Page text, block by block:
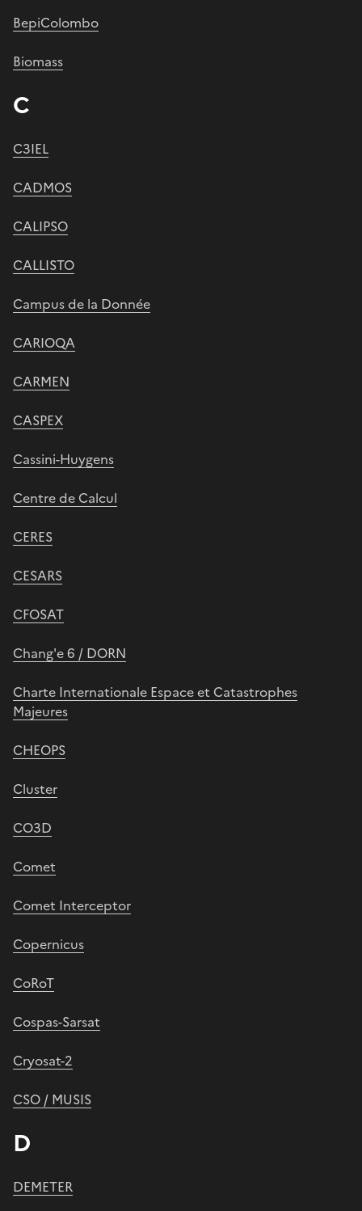
BepiColombo
Biomass
C
C3IEL
CADMOS
CALIPSO
CALLISTO
Campus de la Donnée
CARIOQA
CARMEN
CASPEX
Cassini-Huygens
Centre de Calcul
CERES
CESARS
CFOSAT
Chang'e 6 / DORN
Charte Internationale Espace et Catastrophes
Majeures
CHEOPS
Cluster
CO3D
Comet
Comet Interceptor
Copernicus
CoRoT
Cospas-Sarsat
Cryosat-2
CSO / MUSIS
D
DEMETER